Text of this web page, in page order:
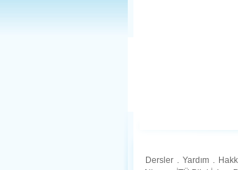
Dersler . Yardım .